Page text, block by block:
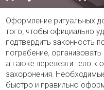
Оформление ритуальных
того, чтобы официально
подтвердить законность
погребение,
а также перевезти тело к
захоронения.
быстро и правильно